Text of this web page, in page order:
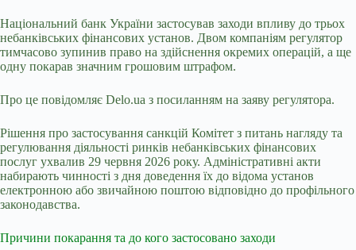
Національний банк України застосував заходи впливу до трьох
небанківських фінансових установ. Двом компаніям регулятор
тимчасово зупинив право на здійснення окремих операцій, а ще
одну покарав значним грошовим штрафом.
Про це повідомляє Delo.ua з посиланням на заяву регулятора.
Рішення про застосування санкцій Комітет з питань нагляду та
регулювання діяльності ринків небанківських фінансових
послуг ухвалив 29 червня 2026 року. Адміністративні акти
набирають чинності з дня доведення їх до відома установ
електронною або звичайною поштою відповідно до профільного
законодавства.
Причини покарання та до кого застосовано заходи